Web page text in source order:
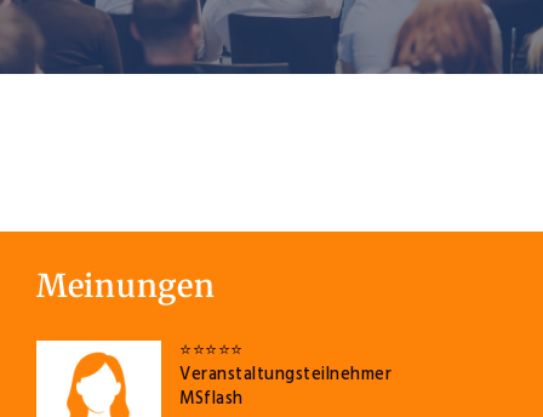
Meinungen
⭐️⭐️⭐️⭐️⭐️
Veranstaltungsteilnehmer
MSflash